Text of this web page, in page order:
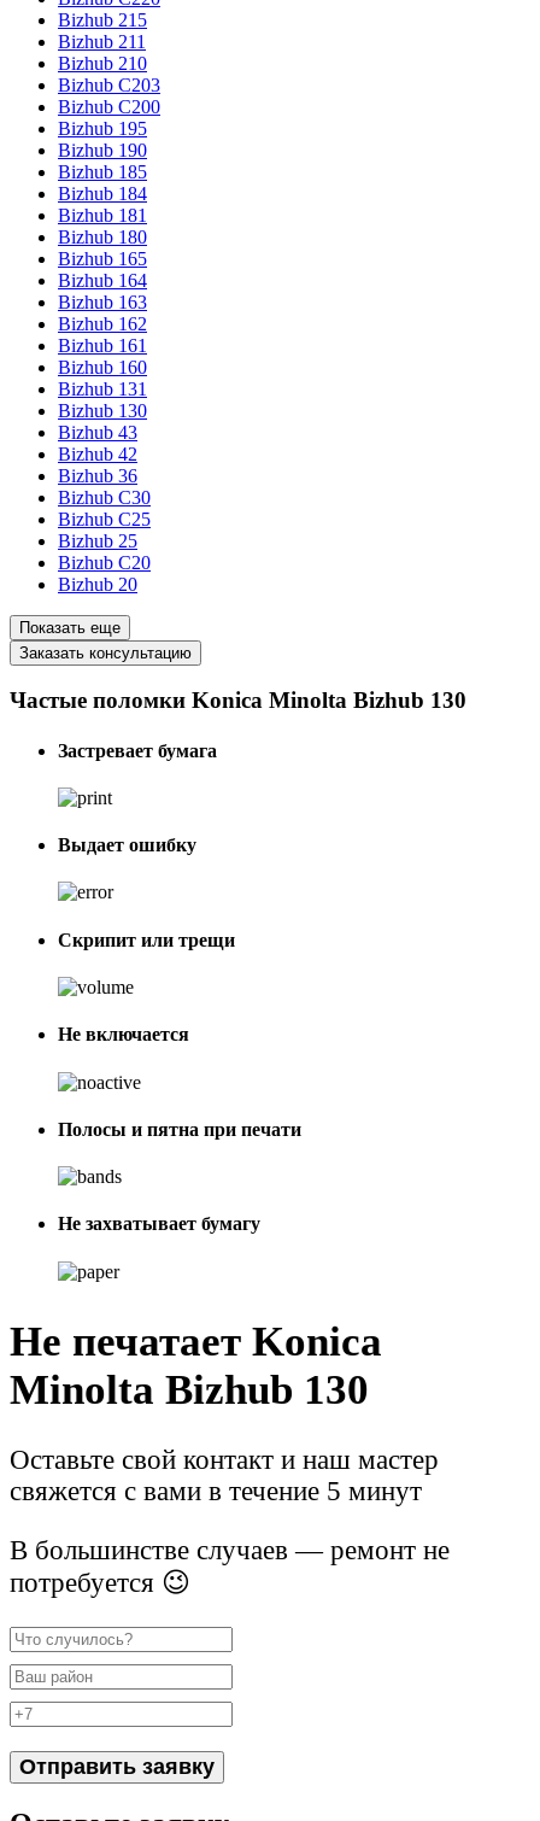
Bizhub 215
Bizhub 211
Bizhub 210
Bizhub C203
Bizhub C200
Bizhub 195
Bizhub 190
Bizhub 185
Bizhub 184
Bizhub 181
Bizhub 180
Bizhub 165
Bizhub 164
Bizhub 163
Bizhub 162
Bizhub 161
Bizhub 160
Bizhub 131
Bizhub 130
Bizhub 43
Bizhub 42
Bizhub 36
Bizhub C30
Bizhub C25
Bizhub 25
Bizhub C20
Bizhub 20
Показать еще
Заказать консультацию
Частые поломки Konica Minolta Bizhub 130
Застревает бумага
Выдает ошибку
Скрипит или трещи
Не включается
Полосы и пятна при печати
Не захватывает бумагу
Не печатает Konica
Minolta Bizhub 130
Оставьте свой контакт и наш мастер
свяжется с вами в течение 5 минут
В большинстве случаев — ремонт не
потребуется 😉
Отправить заявку